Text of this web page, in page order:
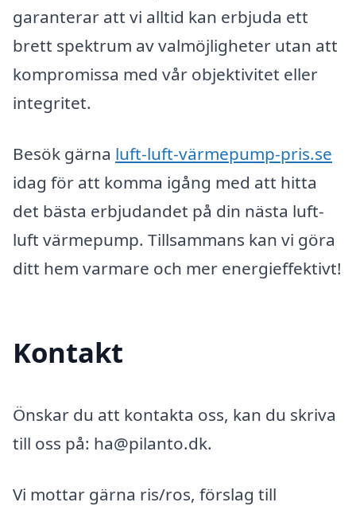
garanterar att vi alltid kan erbjuda ett
brett spektrum av valmöjligheter utan att
kompromissa med vår objektivitet eller
integritet.
Besök gärna luft-luft-värmepump-pris.se
idag för att komma igång med att hitta
det bästa erbjudandet på din nästa luft-
luft värmepump. Tillsammans kan vi göra
ditt hem varmare och mer energieffektivt!
Kontakt
Önskar du att kontakta oss, kan du skriva
till oss på: ha@pilanto.dk.
Vi mottar gärna ris/ros, förslag till